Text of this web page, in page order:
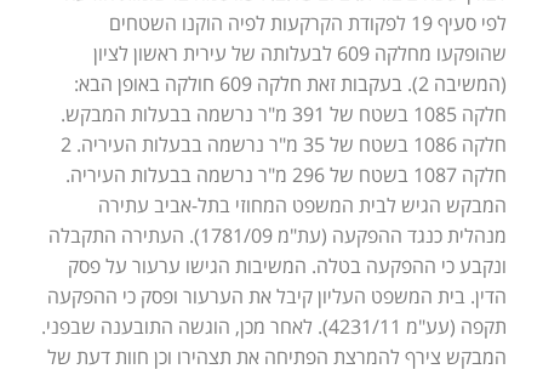
לפי סעיף 19 לפקודת הקרקעות לפיה הוקנו השטחים
שהופקעו מחלקה 609 לבעלותה של עירית ראשון לציון
(המשיבה 2). בעקבות זאת חלקה 609 חולקה באופן הבא:
חלקה 1085 בשטח של 391 מ"ר נרשמה בבעלות המבקש.
חלקה 1086 בשטח של 35 מ"ר נרשמה בבעלות העיריה. 2
חלקה 1087 בשטח של 296 מ"ר נרשמה בבעלות העיריה.
המבקש הגיש לבית המשפט המחוזי בתל-אביב עתירה
מנהלית כנגד ההפקעה (עת"מ 1781/09). העתירה התקבלה
ונקבע כי ההפקעה בטלה. המשיבות הגישו ערעור על פסק
הדין. בית המשפט העליון קיבל את הערעור ופסק כי ההפקעה
תקפה (עע"מ 4231/11). לאחר מכן, הוגשה התובענה שבפני.
המבקש צירף להמרצת הפתיחה את תצהירו וכן חוות דעת של